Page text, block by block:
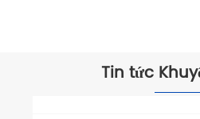
Tin tức